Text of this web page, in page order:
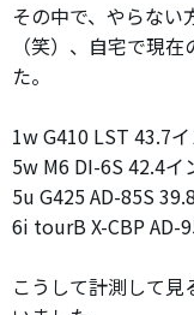
その中で、やらない
（笑）、自宅で現
た。
1w G410 LST 43.7
5w M6 DI-6S 42.4イ
5u G425 AD-85S
6i tourB X-CBP AD-
こうして計測して見